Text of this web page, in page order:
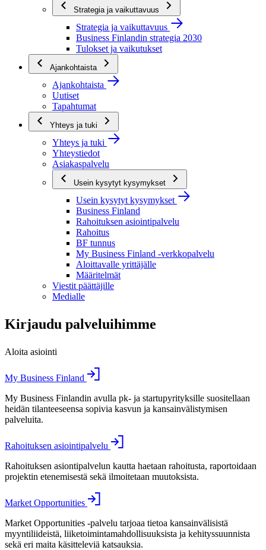
Strategia ja vaikuttavuus
Strategia ja vaikuttavuus
Business Finlandin strategia 2030
Tulokset ja vaikutukset
Ajankohtaista
Ajankohtaista
Uutiset
Tapahtumat
Yhteys ja tuki
Yhteys ja tuki
Yhteystiedot
Asiakaspalvelu
Usein kysytyt kysymykset
Usein kysytyt kysymykset
Business Finland
Rahoituksen asiointipalvelu
Rahoitus
BF tunnus
My Business Finland -verkkopalvelu
Aloittavalle yrittäjälle
Määritelmät
Viestit päättäjille
Medialle
Kirjaudu palveluihimme
Aloita asiointi
My Business Finland
My Business Finlandin avulla pk- ja startupyrityksille suositellaan
heidän tilanteeseensa sopivia kasvun ja kansainvälistymisen
palveluita.
Rahoituksen asiointipalvelu
Rahoituksen asiontipalvelun kautta haetaan rahoitusta, raportoidaan
projektin etenemisestä sekä ilmoitetaan muutoksista.
Market Opportunities
Market Opportunities -palvelu tarjoaa tietoa kansainvälisistä
myyntiliideistä, liiketoimintamahdollisuuksista ja kehityssuunnista
sekä eri maita käsitteleviä katsauksia.